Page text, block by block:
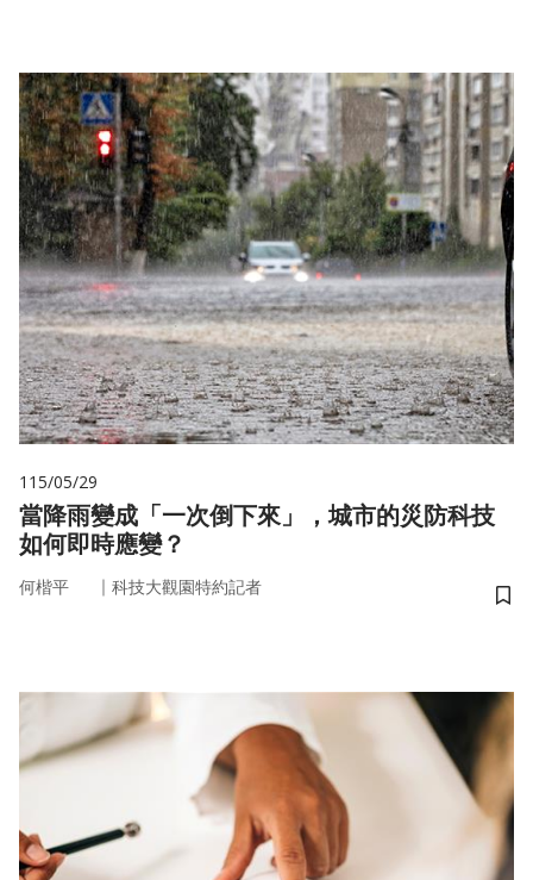
115/05/29
當降雨變成「一次倒下來」，城市的災防科技
如何即時應變？
何楷平 ｜ 科技大觀園特約記者
儲